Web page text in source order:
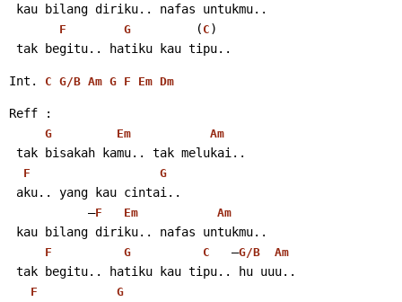
kau bilang diriku.. nafas untukmu..
F G
         (
C )
tak begitu.. hatiku kau tipu..
Int. C G/B Am G F Em Dm
Reff :
G Em Am
tak bisakah kamu.. tak melukai..
F G
aku.. yang kau cintai..
           –
F Em Am
kau bilang diriku.. nafas untukmu..
F G C
   –
G/B Am
tak begitu.. hatiku kau tipu.. hu uuu..
F G